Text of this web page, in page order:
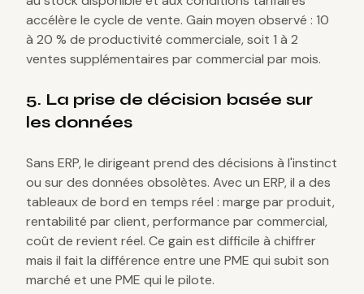
accélère le cycle de vente. Gain moyen observé : 10
à 20 % de productivité commerciale, soit 1 à 2
ventes supplémentaires par commercial par mois.
5. La prise de décision basée sur
les données
Sans ERP, le dirigeant prend des décisions à l'instinct
ou sur des données obsolètes. Avec un ERP, il a des
tableaux de bord en temps réel : marge par produit,
rentabilité par client, performance par commercial,
coût de revient réel. Ce gain est difficile à chiffrer
mais il fait la différence entre une PME qui subit son
marché et une PME qui le pilote.